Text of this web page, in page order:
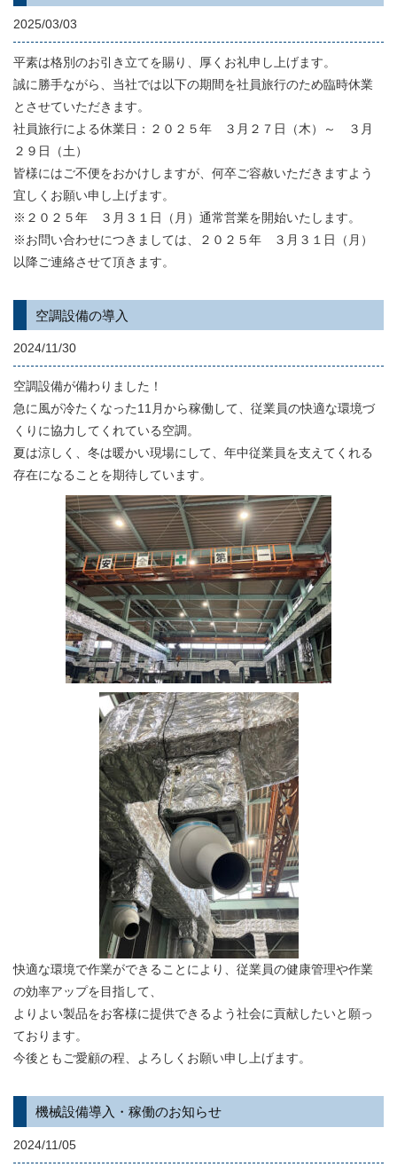
2025/03/03
平素は格別のお引き立てを賜り、厚くお礼申し上げます。
誠に勝手ながら、当社では以下の期間を社員旅行のため臨時休業
とさせていただきます。
社員旅行による休業日：２０２５年 ３月２７日（木）～ ３月
２９日（土）
皆様にはご不便をおかけしますが、何卒ご容赦いただきますよう
宜しくお願い申し上げます。
※２０２５年 ３月３１日（月）通常営業を開始いたします。
※お問い合わせにつきましては、２０２５年 ３月３１日（月）
以降ご連絡させて頂きます。
空調設備の導入
2024/11/30
空調設備が備わりました！
急に風が冷たくなった11月から稼働して、従業員の快適な環境づ
くりに協力してくれている空調。
夏は涼しく、冬は暖かい現場にして、年中従業員を支えてくれる
存在になることを期待しています。
快適な環境で作業ができることにより、従業員の健康管理や作業
の効率アップを目指して、
よりよい製品をお客様に提供できるよう社会に貢献したいと願っ
ております。
今後ともご愛顧の程、よろしくお願い申し上げます。
機械設備導入・稼働のお知らせ
2024/11/05